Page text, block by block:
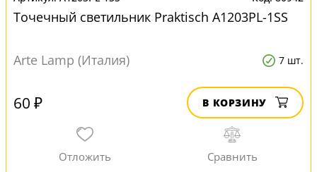
Точечный светильник Praktisch A1203PL-1SS
Arte Lamp (Италия) 7 шт.
60 ₽ В КОРЗИНУ